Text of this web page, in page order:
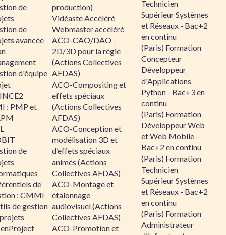
de
de
avancée
d'équipe
: PMP et
de
de
: CMMI
de gestion
production)
Vidéaste Accéléré
Webmaster accéléré
ACO-CAO/DAO -
2D/3D pour la régie
(Actions Collectives
AFDAS)
ACO-Compositing et
effets spéciaux
(Actions Collectives
AFDAS)
ACO-Conception et
modélisation 3D et
d’effets spéciaux
animés (Actions
Collectives AFDAS)
ACO-Montage et
étalonnage
audiovisuel (Actions
Collectives AFDAS)
ACO-Promotion et
Technicien
Supérieur Systèmes
et Réseaux - Bac+2
en continu
(Paris) Formation
Concepteur
Développeur
d'Applications
Python - Bac+3 en
continu
(Paris) Formation
Développeur Web
et Web Mobile –
Bac+2 en continu
(Paris) Formation
Technicien
Supérieur Systèmes
et Réseaux - Bac+2
en continu
(Paris) Formation
Administrateur